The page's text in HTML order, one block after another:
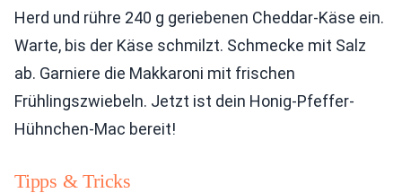
Herd und rühre 240 g geriebenen Cheddar-Käse ein.
Warte, bis der Käse schmilzt. Schmecke mit Salz
ab. Garniere die Makkaroni mit frischen
Frühlingszwiebeln. Jetzt ist dein Honig-Pfeffer-
Hühnchen-Mac bereit!
Tipps & Tricks